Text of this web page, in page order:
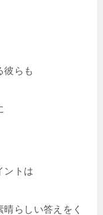
彼らも
ントは
らしい答えをく